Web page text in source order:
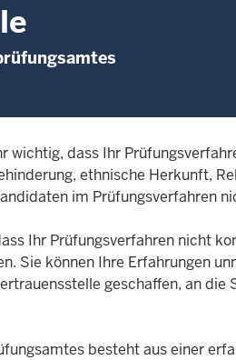
wichtig, dass Ihr
ethnische Herkunft,
im Prüfungsverfahren
Ihr Prüfungsverfahren nicht
Sie können Ihre Erfahrungen
geschaffen, an
besteht aus einer